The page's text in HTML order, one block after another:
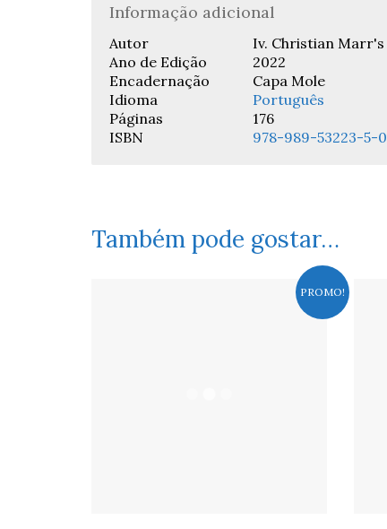
Informação adicional
Autor
Iv. Christian Marr's
Ano de Edição
2022
Encadernação
Capa Mole
Idioma
Português
Páginas
176
ISBN
978-989-53223-5-0
Também pode gostar…
PROMO!